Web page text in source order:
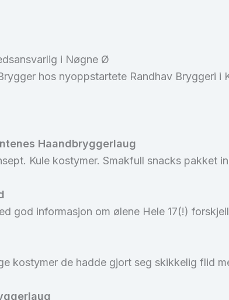
i Nøgne Ø
hos nyoppstartete Randhav Bryggeri i
Haandbryggerlaug
Kule kostymer. Smakfull snacks pakket
god informasjon om ølene Hele 17(!)
kostymer de hadde gjort seg skikkelig flid